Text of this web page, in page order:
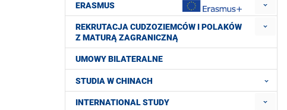
ERASMUS
REKRUTACJA CUDZOZIEMCÓW I POLAKÓW
Z MATURĄ ZAGRANICZNĄ
UMOWY BILATERALNE
STUDIA W CHINACH
INTERNATIONAL STUDY